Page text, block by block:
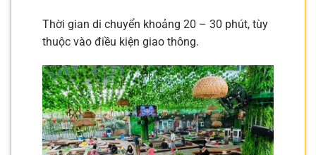
Thời gian di chuyển khoảng 20 – 30 phút, tùy
thuộc vào điều kiện giao thông.